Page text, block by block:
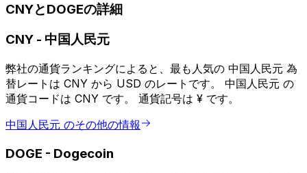
CNYとDOGEの詳細
CNY - 中国人民元
弊社の通貨ランキングによると、最も人気の 中国人民元 為
替レートは CNY から USD のレートです。 中国人民元 の
通貨コードは CNY です。 通貨記号は ¥ です。
中国人民元 のその他の情報
DOGE - Dogecoin